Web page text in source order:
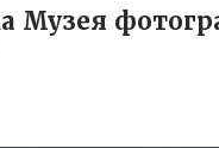
Музея